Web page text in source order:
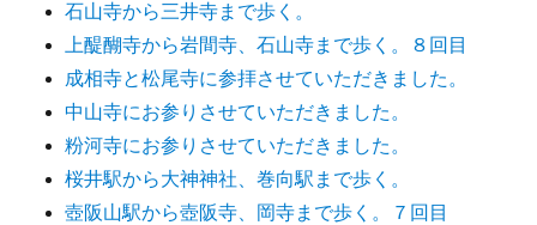
石山寺から三井寺まで歩く。
上醍醐寺から岩間寺、石山寺まで歩く。８回目
成相寺と松尾寺に参拝させていただきました。
中山寺にお参りさせていただきました。
粉河寺にお参りさせていただきました。
桜井駅から大神神社、巻向駅まで歩く。
壺阪山駅から壺阪寺、岡寺まで歩く。７回目